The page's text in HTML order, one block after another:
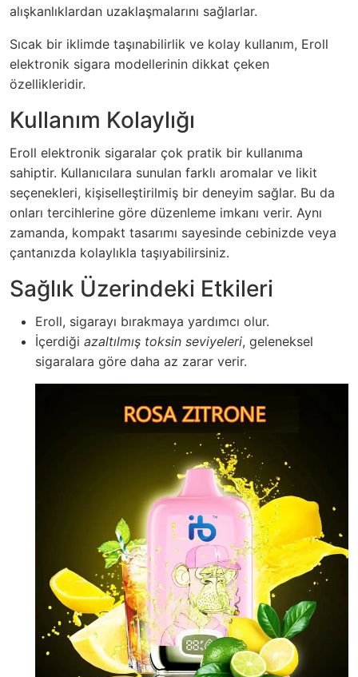
alışkanlıklardan uzaklaşmalarını sağlarlar.
Sıcak bir iklimde taşınabilirlik ve kolay kullanım, Eroll
elektronik sigara modellerinin dikkat çeken
özellikleridir.
Kullanım Kolaylığı
Eroll elektronik sigaralar çok pratik bir kullanıma
sahiptir. Kullanıcılara sunulan farklı aromalar ve likit
seçenekleri, kişiselleştirilmiş bir deneyim sağlar. Bu da
onları tercihlerine göre düzenleme imkanı verir. Aynı
zamanda, kompakt tasarımı sayesinde cebinizde veya
çantanızda kolaylıkla taşıyabilirsiniz.
Sağlık Üzerindeki Etkileri
Eroll, sigarayı bırakmaya yardımcı olur.
İçerdiği azaltılmış toksin seviyeleri, geleneksel
sigaralara göre daha az zarar verir.